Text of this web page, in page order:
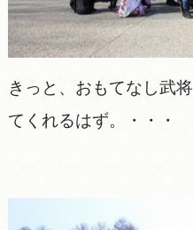
きっと、おもてなし武
てくれるはず。・・・